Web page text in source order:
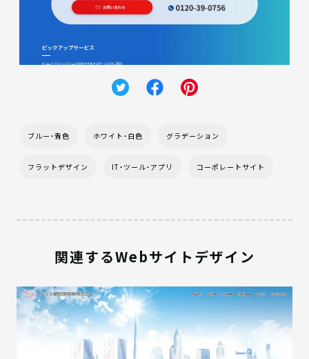
ブルー・青色 ホワイト・白色 グラデーション
フラットデザイン IT・ツール・アプリ コーポレートサイト
関連するWebサイトデザイン